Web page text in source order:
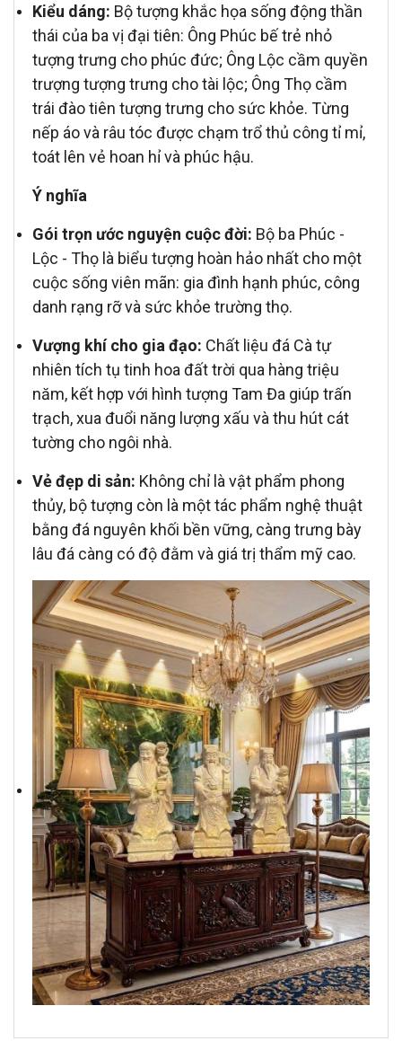
Kiểu dáng: Bộ tượng khắc họa sống động thần
thái của ba vị đại tiên: Ông Phúc bế trẻ nhỏ
tượng trưng cho phúc đức; Ông Lộc cầm quyền
trượng tượng trưng cho tài lộc; Ông Thọ cầm
trái đào tiên tượng trưng cho sức khỏe. Từng
nếp áo và râu tóc được chạm trổ thủ công tỉ mỉ,
toát lên vẻ hoan hỉ và phúc hậu.
Ý nghĩa
Gói trọn ước nguyện cuộc đời: Bộ ba Phúc -
Lộc - Thọ là biểu tượng hoàn hảo nhất cho một
cuộc sống viên mãn: gia đình hạnh phúc, công
danh rạng rỡ và sức khỏe trường thọ.
Vượng khí cho gia đạo: Chất liệu đá Cà tự
nhiên tích tụ tinh hoa đất trời qua hàng triệu
năm, kết hợp với hình tượng Tam Đa giúp trấn
trạch, xua đuổi năng lượng xấu và thu hút cát
tường cho ngôi nhà.
Vẻ đẹp di sản: Không chỉ là vật phẩm phong
thủy, bộ tượng còn là một tác phẩm nghệ thuật
bằng đá nguyên khối bền vững, càng trưng bày
lâu đá càng có độ đằm và giá trị thẩm mỹ cao.